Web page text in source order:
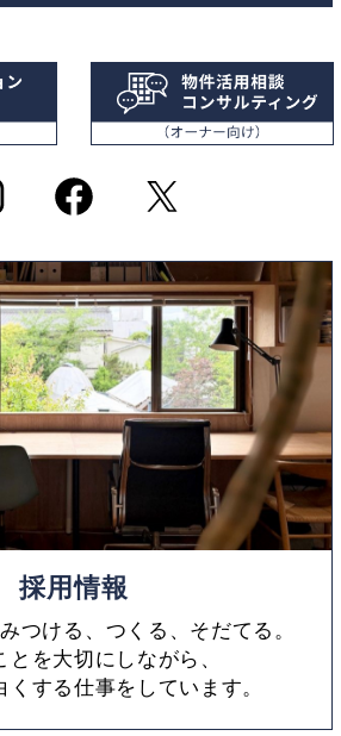
採用情報
つける、つくる、そだてる。
とを大切にしながら、
くする仕事をしています。